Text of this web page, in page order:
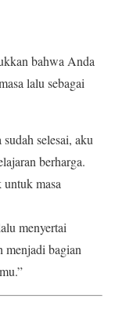
bahwa Anda
lalu sebagai
selesai, aku
berharga.
masa
menyertai
menjadi bagian